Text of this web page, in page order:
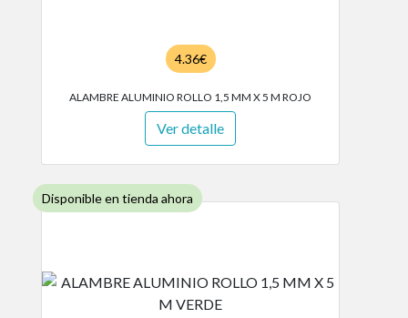
4.36€
ALAMBRE ALUMINIO ROLLO 1,5 MM X 5 M ROJO
Ver detalle
Disponible en tienda ahora